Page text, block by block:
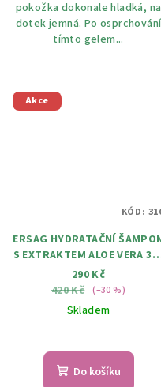
pokožka dokonale hladká, na
dotek jemná. Po osprchování
tímto gelem...
Akce
ERSAG HYDRATAČNÍ
S EXTRAKTEM ALOE VERA
ML
290 Kč
420 Kč (–30 %)
Skladem
Do košíku
KÓD: